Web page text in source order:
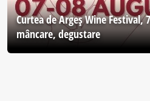
Curtea de Argeş Wine Festival,
mâncare, degustare